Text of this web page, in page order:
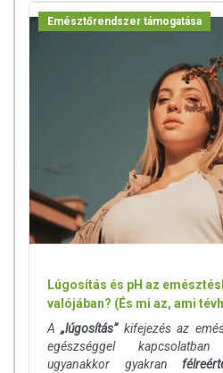
Emésztőrendszer támogatása
Lúgosítás és pH az
valójában? (És mi az, ami
A„lúgosítás” kifejezés az
egészséggel
ugyanakkor gyakran